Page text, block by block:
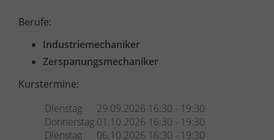
Berufe:
Industriemechaniker
Zerspanungsmechaniker
Kurstermine:
Dienstag
29.09.2026 16:30 - 19:30
Donnerstag 01.10.2026 16:30 - 19:30
Dienstag
06.10.2026 16:30 - 19:30